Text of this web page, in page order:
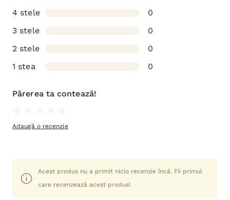
4 stele
0
3 stele
0
2 stele
0
1 stea
0
Părerea ta contează!
Adaugă o recenzie
Acest produs nu a primit nicio recenzie încă. Fii primul
care recenzează acest produs!